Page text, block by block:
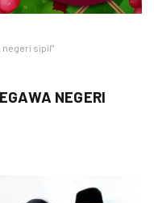
negeri sipil"
NEGERI